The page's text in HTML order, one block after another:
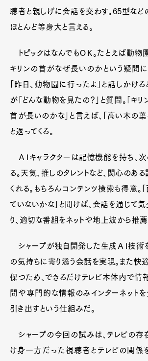
聴者と親しげに会話を交わす。65型など
ほとんど等身大と言える。
トピックはなんでもＯＫ。たとえば動物
キリンの首がなぜ長いのかという疑問に
「昨日、動物園に行ったよ」と話しかける
が「どんな動物を見たの？」と質問。「キリ
首が長いのかな」と言えば、「高い木の葉
と返ってくる。
ＡＩキャラクターは記憶機能を持ち、
る。天気、推しのタレントなど、関心のあ
くれる。もちろんコンテンツ検索も得意。
ていないかな」と聞けば、会話を通じて
り、適切な番組をネットや地上波から推薦
シャープが独自開発した生成ＡＩ技術
の気持ちに寄り添う会話を実現。また快
保つため、できるだけテレビ本体内で情
問や専門的な情報のみインターネットを
引き出すという仕組みだ。
シャープの今回の試みは、テレビの存
け身一方だった視聴者とテレビの関係